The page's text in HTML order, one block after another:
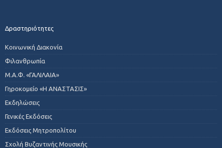
Δραστηριότητες
Κοινωνική Διακονία
Φιλανθρωπία
Μ.Α.Φ. «ΓΑΛΙΛΑΙΑ»
Γηροκομείο «Η ΑΝΑΣΤΑΣΙΣ»
Εκδηλώσεις
Γενικές Εκδόσεις
Εκδόσεις Μητροπολίτου
Σχολή Βυζαντινής Μουσικής